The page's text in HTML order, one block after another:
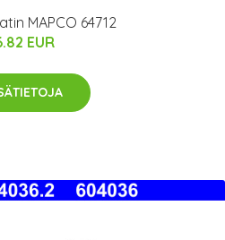
MAPCO 64712
EUR